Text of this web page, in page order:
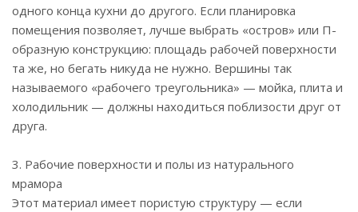
одного конца кухни до другого. Если планировка
помещения позволяет, лучше выбрать «остров» или П-
образную конструкцию: площадь рабочей поверхности
та же, но бегать никуда не нужно. Вершины так
называемого «рабочего треугольника» — мойка, плита и
холодильник — должны находиться поблизости друг от
друга.
3. Рабочие поверхности и полы из натурального
мрамора
Этот материал имеет пористую структуру — если